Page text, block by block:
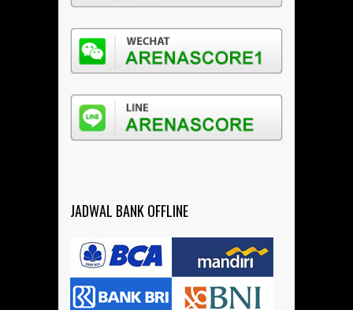
JADWAL BANK OFFLINE